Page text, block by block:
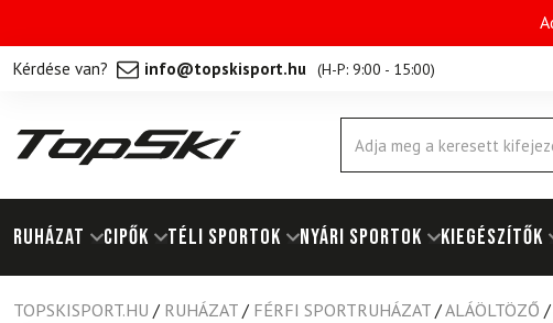
Kérdése van? info@topskisport.hu (H-P: 9:00 - 15:00)
Products
search
RUHÁZAT Cipők TÉLI SPORTOK NYÁRI SPORTOK KIEGÉSZÍTŐK
TOPSKISPORT.HU / RUHÁZAT / FÉRFI SPORTRUHÁZAT /ALÁÖLTÖZŐ /